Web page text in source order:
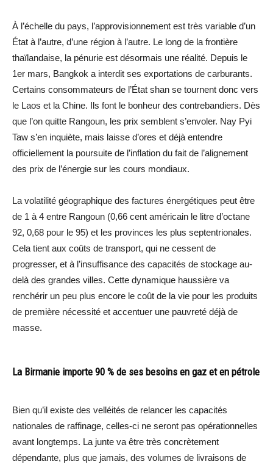
À l’échelle du pays, l’approvisionnement est très variable d’un
État à l’autre, d’une région à l’autre. Le long de la frontière
thaïlandaise, la pénurie est désormais une réalité. Depuis le
1er mars, Bangkok a interdit ses exportations de carburants.
Certains consommateurs de l’État shan se tournent donc vers
le Laos et la Chine. Ils font le bonheur des contrebandiers. Dès
que l’on quitte Rangoun, les prix semblent s’envoler. Nay Pyi
Taw s’en inquiète, mais laisse d’ores et déjà entendre
officiellement la poursuite de l’inflation du fait de l’alignement
des prix de l’énergie sur les cours mondiaux.
La volatilité géographique des factures énergétiques peut être
de 1 à 4 entre Rangoun (0,66 cent américain le litre d’octane
92, 0,68 pour le 95) et les provinces les plus septentrionales.
Cela tient aux coûts de transport, qui ne cessent de
progresser, et à l’insuffisance des capacités de stockage au-
delà des grandes villes. Cette dynamique haussière va
renchérir un peu plus encore le coût de la vie pour les produits
de première nécessité et accentuer une pauvreté déjà de
masse.
La Birmanie importe 90 % de ses besoins en gaz et en pétrole
Bien qu’il existe des velléités de relancer les capacités
nationales de raffinage, celles-ci ne seront pas opérationnelles
avant longtemps. La junte va être très concrètement
dépendante, plus que jamais, des volumes de livraisons de